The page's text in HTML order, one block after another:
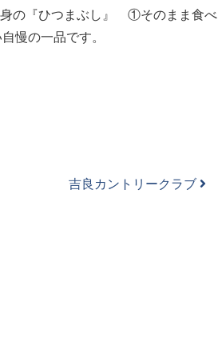
身の『ひつまぶし』 ①そのまま食べ
の一品です。
吉良カントリークラブ